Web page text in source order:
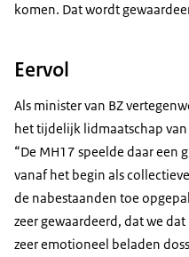
komen. Dat wordt
Eervol
Als minister van BZ
het tijdelijk lidmaatschap
“De MH17 speelde daar een
vanaf het begin als
de nabestaanden toe
zeer gewaardeerd, dat we
zeer emotioneel beladen